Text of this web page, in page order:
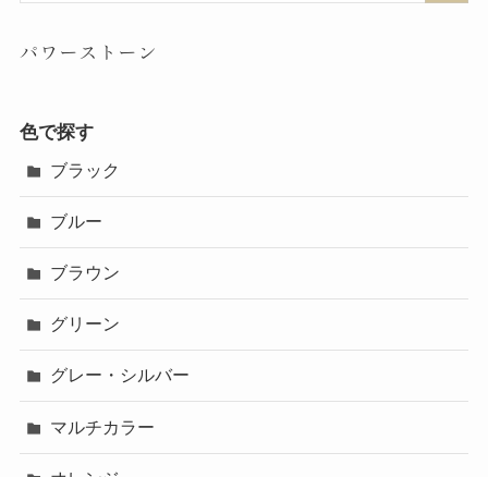
パワーストーン
色で探す
ブラック
ブルー
ブラウン
グリーン
グレー・シルバー
マルチカラー